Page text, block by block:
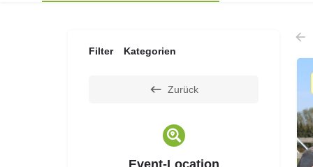
Filter Kategorien
Zurück
Event-Location